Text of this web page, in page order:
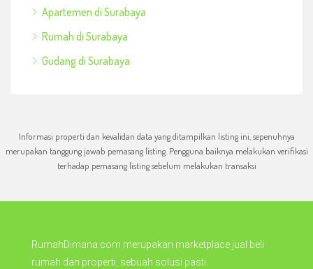
Apartemen di Surabaya
Rumah di Surabaya
Gudang di Surabaya
Informasi properti dan kevalidan data yang ditampilkan listing ini, sepenuhnya
merupakan tanggung jawab pemasang listing. Pengguna baiknya melakukan verifikasi
terhadap pemasang listing sebelum melakukan transaksi
RumahDimana.com merupakan marketplace jual beli
rumah dan properti, sebuah solusi pasti.